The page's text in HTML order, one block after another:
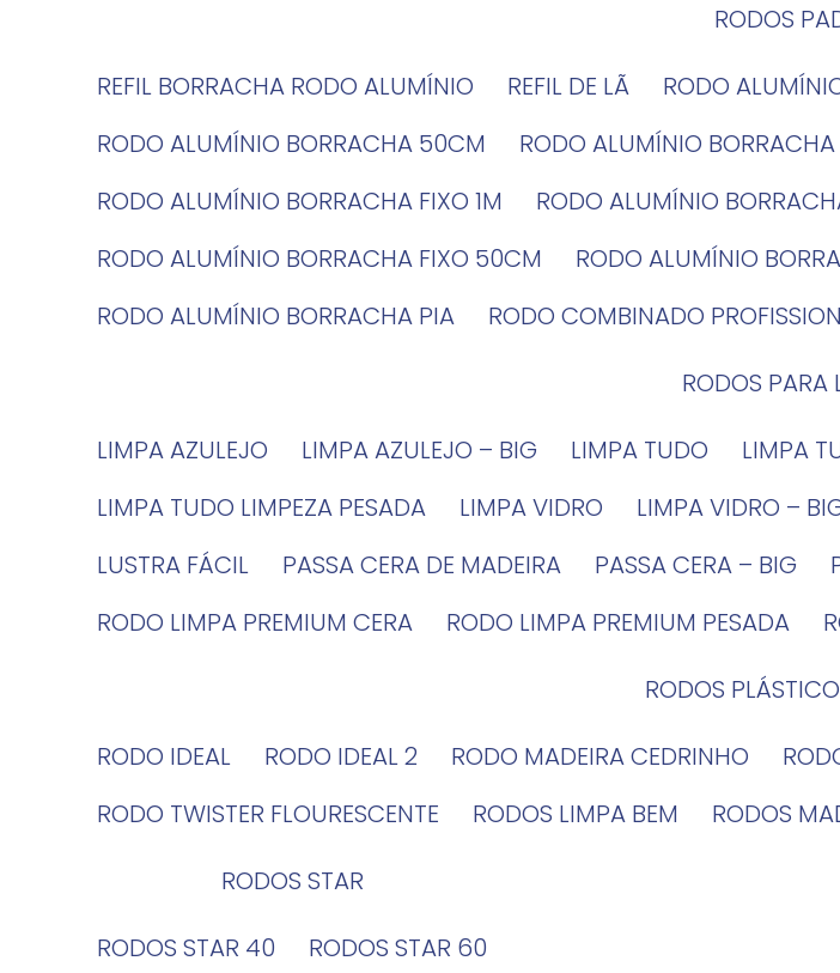
RODOS
REFIL BORRACHA RODO ALUMÍNIO
REFIL DE LÃ RODO
RODO ALUMÍNIO BORRACHA 50CM
RODO ALUMÍNIO
RODO ALUMÍNIO BORRACHA FIXO 1M
RODO ALUMÍNIO
RODO ALUMÍNIO BORRACHA FIXO 50CM
RODO ALUMÍNIO
RODO ALUMÍNIO BORRACHA PIA
RODO COMBINADO
RODOS
LIMPA AZULEJO
LIMPA AZULEJO – BIG LIMPA TUDO LIMPA
LIMPA TUDO LIMPEZA PESADA
LIMPA VIDRO LIMPA VIDRO –
LUSTRA FÁCIL
PASSA CERA DE MADEIRA PASSA CERA – BIG
RODO LIMPA PREMIUM CERA
RODO LIMPA PREMIUM PESADA
RODOS
RODO IDEAL
RODO IDEAL 2 RODO MADEIRA CEDRINHO
RODO TWISTER FLOURESCENTE
RODOS LIMPA BEM
RODOS
RODOS STAR
RODOS STAR 40
RODOS STAR 60